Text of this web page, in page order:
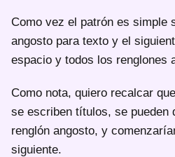
Como vez el patrón es simple
angosto para texto y el
espacio y todos los renglones
Como nota, quiero recalcar
se escriben títulos, se pueden
renglón angosto, y
siguiente.